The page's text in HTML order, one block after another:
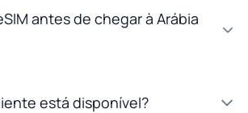
antes de chegar à Arábia
está disponível?